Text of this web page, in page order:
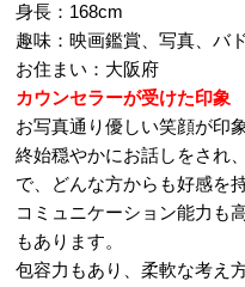
身長：168cm
趣味：映画鑑賞、写真、バ
お住まい：大阪府
カウンセラーが受けた印象
お写真通り優しい笑顔が印
終始穏やかにお話しをされ
で、どんな方からも好感を
コミュニケーション能力も
もあります。
包容力もあり、柔軟な考え